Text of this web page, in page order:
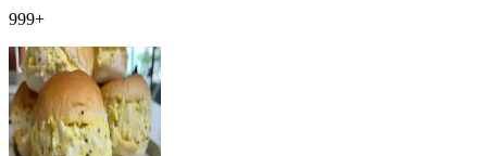
999+